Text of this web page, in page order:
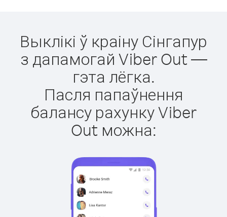
Выклікі ў краіну Сінгапур
з дапамогай Viber Out —
гэта лёгка.
Пасля папаўнення
балансу рахунку Viber
Out можна: